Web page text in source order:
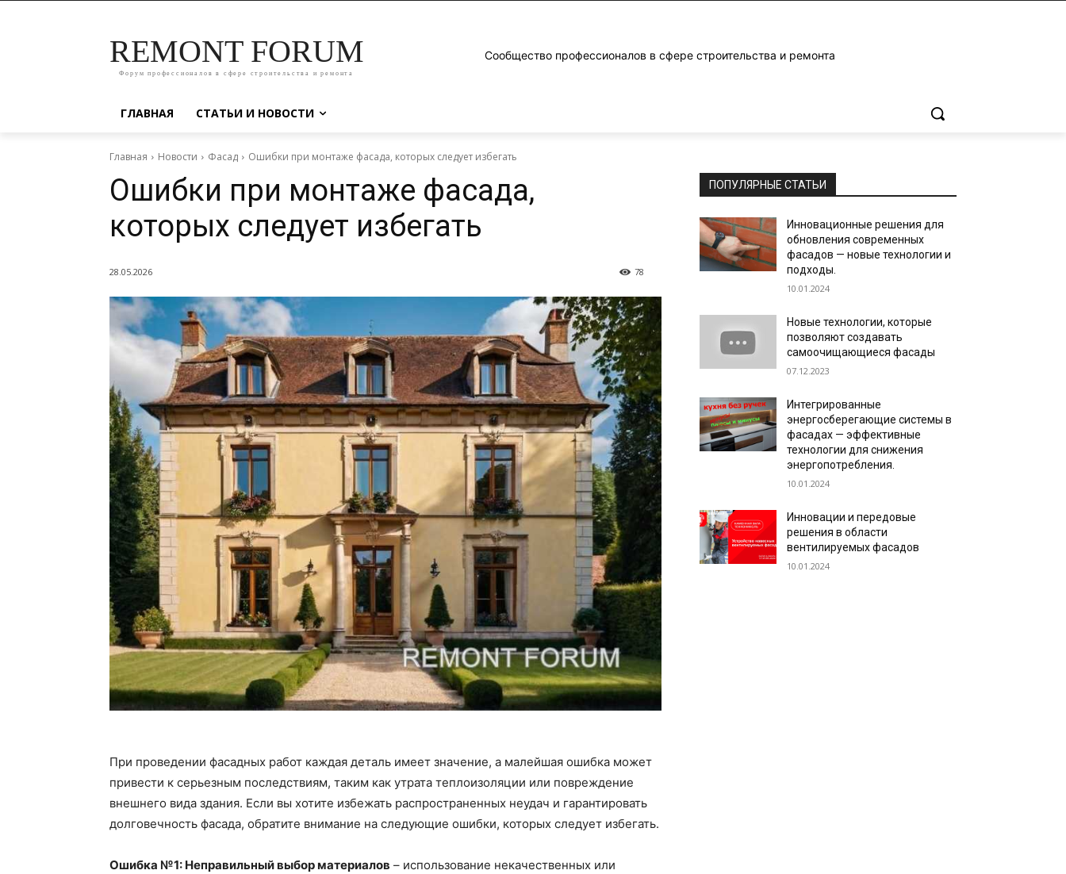
REMONT FORUM
Форум профессионалов в сфере строительства и ремонта
Сообщество профессионалов в сфере строительства и ремонта
ГЛАВНАЯ СТАТЬИ И НОВОСТИ
Главная Новости Фасад Ошибки при монтаже фасада, которых следует избегать
Ошибки при монтаже фасада,
которых следует избегать
28.05.2026 78
При проведении фасадных работ каждая деталь имеет значение, а малейшая ошибка может
привести к серьезным последствиям, таким как утрата теплоизоляции или повреждение
внешнего вида здания. Если вы хотите избежать распространенных неудач и гарантировать
долговечность фасада, обратите внимание на следующие ошибки, которых следует избегать.
Ошибка №1: Неправильный выбор материалов – использование некачественных или
ПОПУЛЯРНЫЕ СТАТЬИ
Инновационные решения для
обновления современных
фасадов — новые технологии и
подходы.
10.01.2024
Новые технологии, которые
позволяют создавать
самоочищающиеся фасады
07.12.2023
Интегрированные
энергосберегающие системы в
фасадах — эффективные
технологии для снижения
энергопотребления.
10.01.2024
Инновации и передовые
решения в области
вентилируемых фасадов
10.01.2024